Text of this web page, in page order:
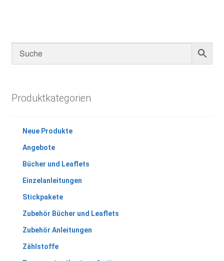
Optionen
Produktkategorien
Neue Produkte
Angebote
Bücher und Leaflets
Einzelanleitungen
Stickpakete
Zubehör Bücher und Leaflets
Zubehör Anleitungen
Zählstoffe